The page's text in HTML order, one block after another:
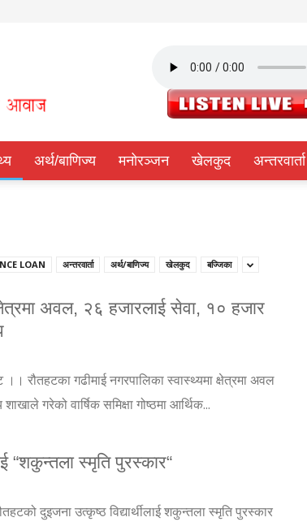
अर्थ/बाणिज्य मनोरञ्जन खेलकुद अन्तरवार्ता
LOAN अन्तरवार्ता अर्थ/बाणिज्य खेलकुद बज्जिका
अवल, २६ हजारलाई सेवा, १० हजार
रौतहटका गढीमाई नगरपालिका स्वास्थ्यमा क्षेत्रमा अवल
गरेको वार्षिक समिक्षा गोष्ठमा आर्थिक...
“शकुन्तला स्मृति पुरस्कार“
दुइजना उत्कृष्ठ विद्यार्थीलाई शकुन्तला स्मृति पुरस्कार